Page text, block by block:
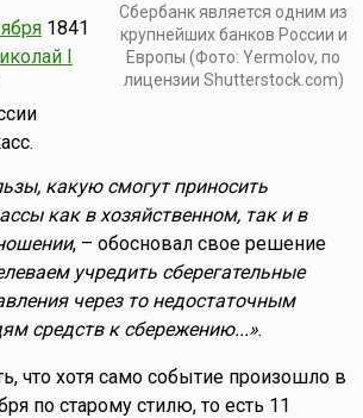
Сбербанк является одним из
крупнейших банков России и
Европы (Фото: Yermolov, по
лицензии Shutterstock.com)
1841
I
какую смогут приносить
как в хозяйственном, так и в
, – обосновал свое решение
учредить сберегательные
через то недостаточным
средств к сбережению...».
что хотя само событие произошло в
по старому стилю, то есть 11